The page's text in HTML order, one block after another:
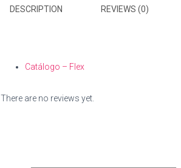
DESCRIPTION REVIEWS (0)
Catálogo – Flex
There are no reviews yet.